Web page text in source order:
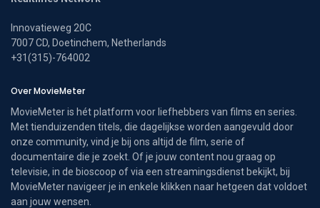
Innovatieweg 20C
7007 CD, Doetinchem, Netherlands
+31(315)-764002
Over MovieMeter
MovieMeter is hét platform voor liefhebbers van films en series.
Met tienduizenden titels, die dagelijkse worden aangevuld door
onze community, vind je bij ons altijd de film, serie of
documentaire die je zoekt. Of je jouw content nou graag op
televisie, in de bioscoop of via een streamingsdienst bekijkt, bij
MovieMeter navigeer je in enkele klikken naar hetgeen dat voldoet
aan jouw wensen.